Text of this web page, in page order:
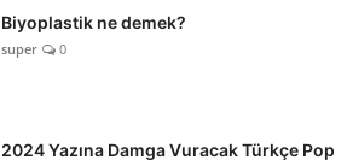
Biyoplastik ne demek?
super 0
2024 Yazına Damga Vuracak Türkçe Pop